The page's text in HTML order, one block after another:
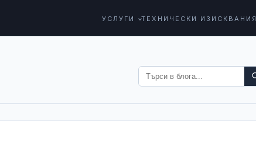
УСЛУГИ ТЕХНИЧЕСКИ ИЗИСКВАНИЯ